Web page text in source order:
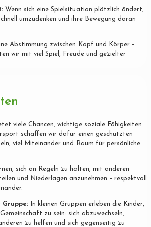
Wenn sich eine Spielsituation plötzlich ändert,
umzudenken und ihre Bewegung daran
Abstimmung zwischen Kopf und Körper –
wir mit viel Spiel, Freude und gezielter
viele Chancen, wichtige soziale Fähigkeiten
schaffen wir dafür einen geschützten
viel Miteinander und Raum für persönliche
sich an Regeln zu halten, mit anderen
und Niederlagen anzunehmen – respektvoll
Gruppe: In kleinen Gruppen erleben die Kinder,
zu sein: sich abzuwechseln,
zu helfen und sich gegenseitig zu